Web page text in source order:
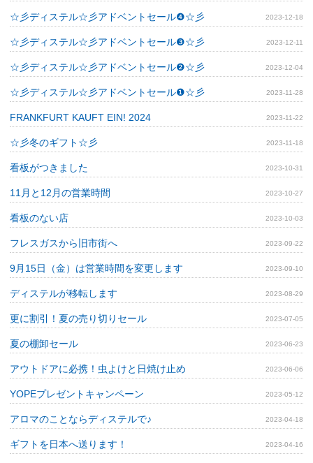
☆彡ディステル☆彡アドベントセール❹☆彡 2023-12-18
☆彡ディステル☆彡アドベントセール❸☆彡 2023-12-11
☆彡ディステル☆彡アドベントセール❷☆彡 2023-12-04
☆彡ディステル☆彡アドベントセール❶☆彡 2023-11-28
FRANKFURT KAUFT EIN! 2024 2023-11-22
☆彡冬のギフト☆彡 2023-11-18
看板がつきました 2023-10-31
11月と12月の営業時間 2023-10-27
看板のない店 2023-10-03
フレスガスから旧市街へ 2023-09-22
9月15日（金）は営業時間を変更します 2023-09-10
ディステルが移転します 2023-08-29
更に割引！夏の売り切りセール 2023-07-05
夏の棚卸セール 2023-06-23
アウトドアに必携！虫よけと日焼け止め 2023-06-06
YOPEプレゼントキャンペーン 2023-05-12
アロマのことならディステルで♪ 2023-04-18
ギフトを日本へ送ります！ 2023-04-16